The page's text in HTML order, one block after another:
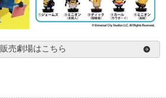
販売劇場はこちら